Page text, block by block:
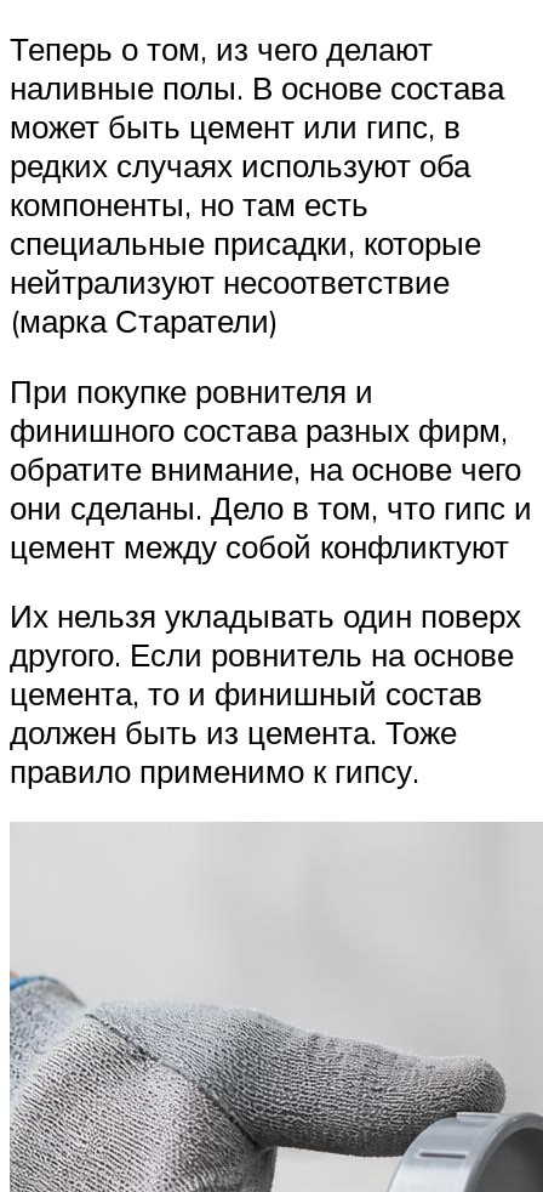
Теперь о том, из чего делают
наливные полы. В основе состава
может быть цемент или гипс, в
редких случаях используют оба
компоненты, но там есть
специальные присадки, которые
нейтрализуют несоответствие
(марка Старатели)
При покупке ровнителя и
финишного состава разных фирм,
обратите внимание, на основе чего
они сделаны. Дело в том, что гипс и
цемент между собой конфликтуют
Их нельзя укладывать один поверх
другого. Если ровнитель на основе
цемента, то и финишный состав
должен быть из цемента. Тоже
правило применимо к гипсу.